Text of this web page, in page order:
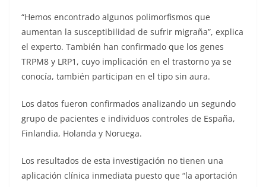
“Hemos encontrado algunos polimorfismos que
aumentan la susceptibilidad de sufrir migraña”, explica
el experto. También han confirmado que los genes
TRPM8 y LRP1, cuyo implicación en el trastorno ya se
conocía, también participan en el tipo sin aura.
Los datos fueron confirmados analizando un segundo
grupo de pacientes e individuos controles de España,
Finlandia, Holanda y Noruega.
Los resultados de esta investigación no tienen una
aplicación clínica inmediata puesto que “la aportación